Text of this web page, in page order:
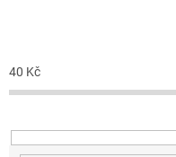
o
d
k
t
40 Kč